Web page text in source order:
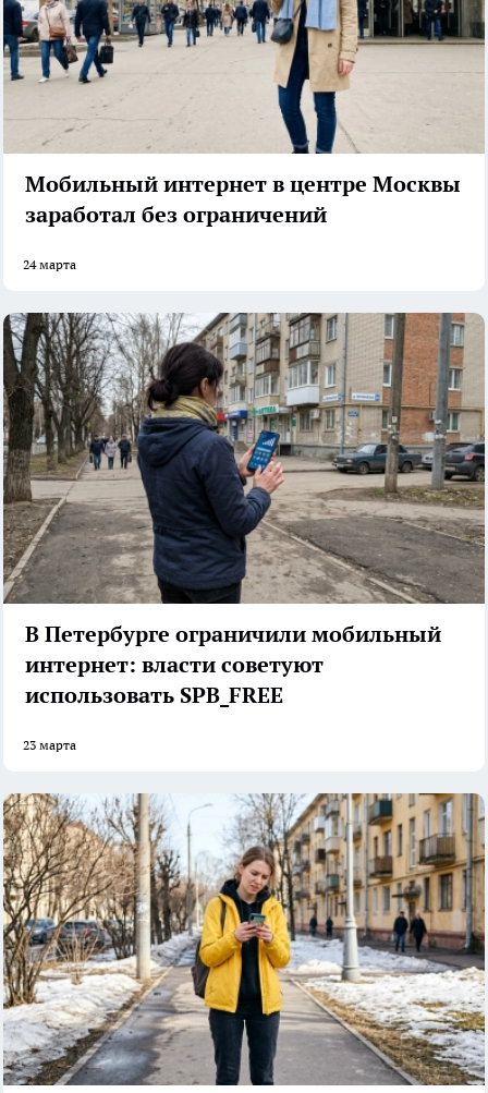
Мобильный интернет в центре Москвы
заработал без ограничений
24 марта
В Петербурге ограничили мобильный
интернет: власти советуют
использовать SPB_FREE
23 марта